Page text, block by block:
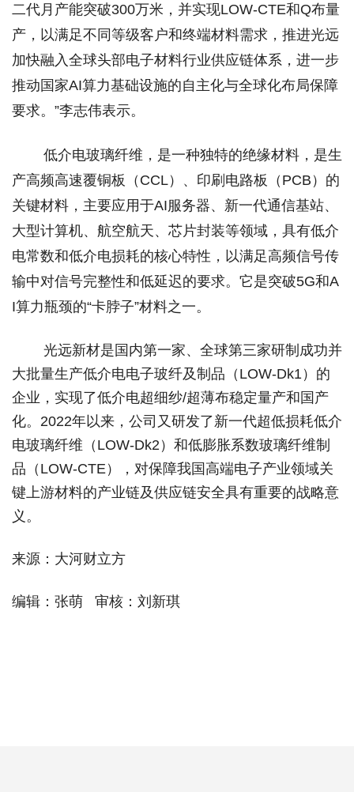
二代月产能突破300万米，并实现LOW-CTE和Q布量
产，以满足不同等级客户和终端材料需求，推进光远
加快融入全球头部电子材料行业供应链体系，进一步
推动国家AI算力基础设施的自主化与全球化布局保障
要求。”李志伟表示。
低介电玻璃纤维，是一种独特的绝缘材料，是生
产高频高速覆铜板（CCL）、印刷电路板（PCB）的
关键材料，主要应用于AI服务器、新一代通信基站、
大型计算机、航空航天、芯片封装等领域，具有低介
电常数和低介电损耗的核心特性，以满足高频信号传
输中对信号完整性和低延迟的要求。它是突破5G和A
I算力瓶颈的“卡脖子”材料之一。
光远新材是国内第一家、全球第三家研制成功并
大批量生产低介电电子玻纤及制品（LOW-Dk1）的
企业，实现了低介电超细纱/超薄布稳定量产和国产
化。2022年以来，公司又研发了新一代超低损耗低介
电玻璃纤维（LOW-Dk2）和低膨胀系数玻璃纤维制
品（LOW-CTE），对保障我国高端电子产业领域关
键上游材料的产业链及供应链安全具有重要的战略意
义。
来源：大河财立方
编辑：张萌 审核：刘新琪